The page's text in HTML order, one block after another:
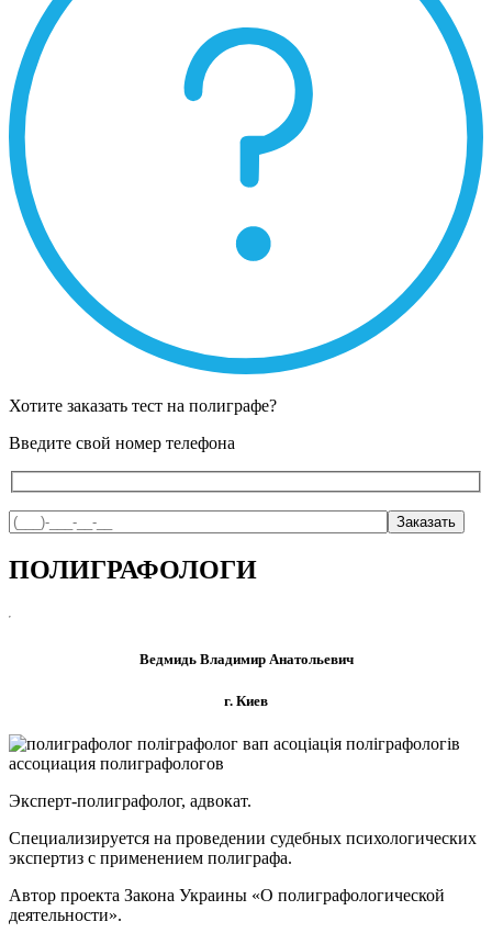
Хотите заказать тест на полиграфе?
Введите свой номер телефона
ПОЛИГРАФОЛОГИ
Ведмидь Владимир Анатольевич
г. Киев
Эксперт-полиграфолог, адвокат.
Специализируется на проведении судебных психологических
экспертиз с применением полиграфа.
Автор проекта Закона Украины «О полиграфологической
деятельности».